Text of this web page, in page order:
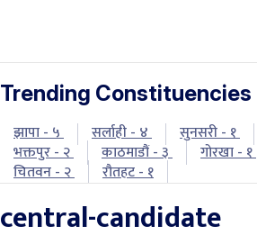
Trending Constituencies
झापा - ५ सर्लाही - ४ सुनसरी - १
भक्तपुर - २
काठमाडौं - ३ गोरखा - १
चितवन - २
रौतहट - १
central-candidate